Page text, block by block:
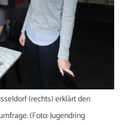
(rechts) erklärt den
(Foto: Jugendring